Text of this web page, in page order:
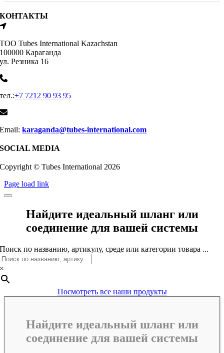
КОНТАКТЫ
ТОО Tubes International Kazachstan
100000 Караганда
ул. Резника 16
тел.:+7 7212 90 93 95
Email:karaganda@tubes-international.com
SOCIAL MEDIA
Copyright © Tubes International 2026
Page load link
Найдите идеальный шланг или
соединение для вашей системы
Поиск по названию, артикулу, среде или категории товара ...
×
Посмотреть все наши продукты
Найдите идеальный шланг или
соединение для вашей системы